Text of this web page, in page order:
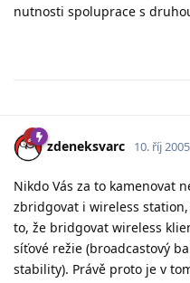
nutnosti spoluprace s
zdeneksvarc 10. říj 2005
Nikdo Vás za to kamenovat
zbridgovat i wireless
to, že bridgovat wireless
síťové režie (broadcastový
stability). Právě proto je v